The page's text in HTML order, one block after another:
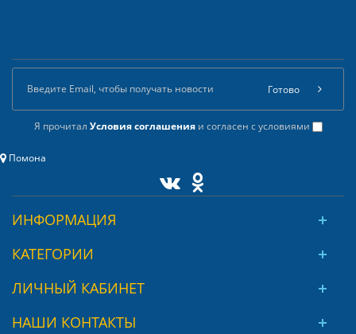
Я прочитал Условия соглашенияи согласен с условиями
Готово
Помона
ИНФОРМАЦИЯ
КАТЕГОРИИ
ЛИЧНЫЙ КАБИНЕТ
НАШИ КОНТАКТЫ